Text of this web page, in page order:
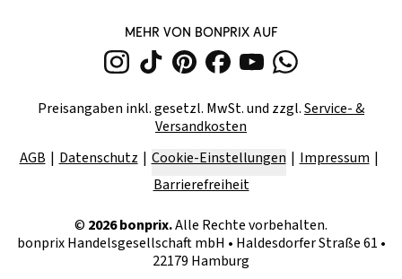
MEHR VON BONPRIX AUF
Preisangaben inkl. gesetzl. MwSt. und zzgl.Service- &
Versandkosten
AGB
Datenschutz Cookie-Einstellungen
Impressum
Barrierefreiheit
© 2026bonprix.Alle Rechte vorbehalten.
bonprix Handelsgesellschaft mbH • Haldesdorfer Straße 61 •
22179 Hamburg